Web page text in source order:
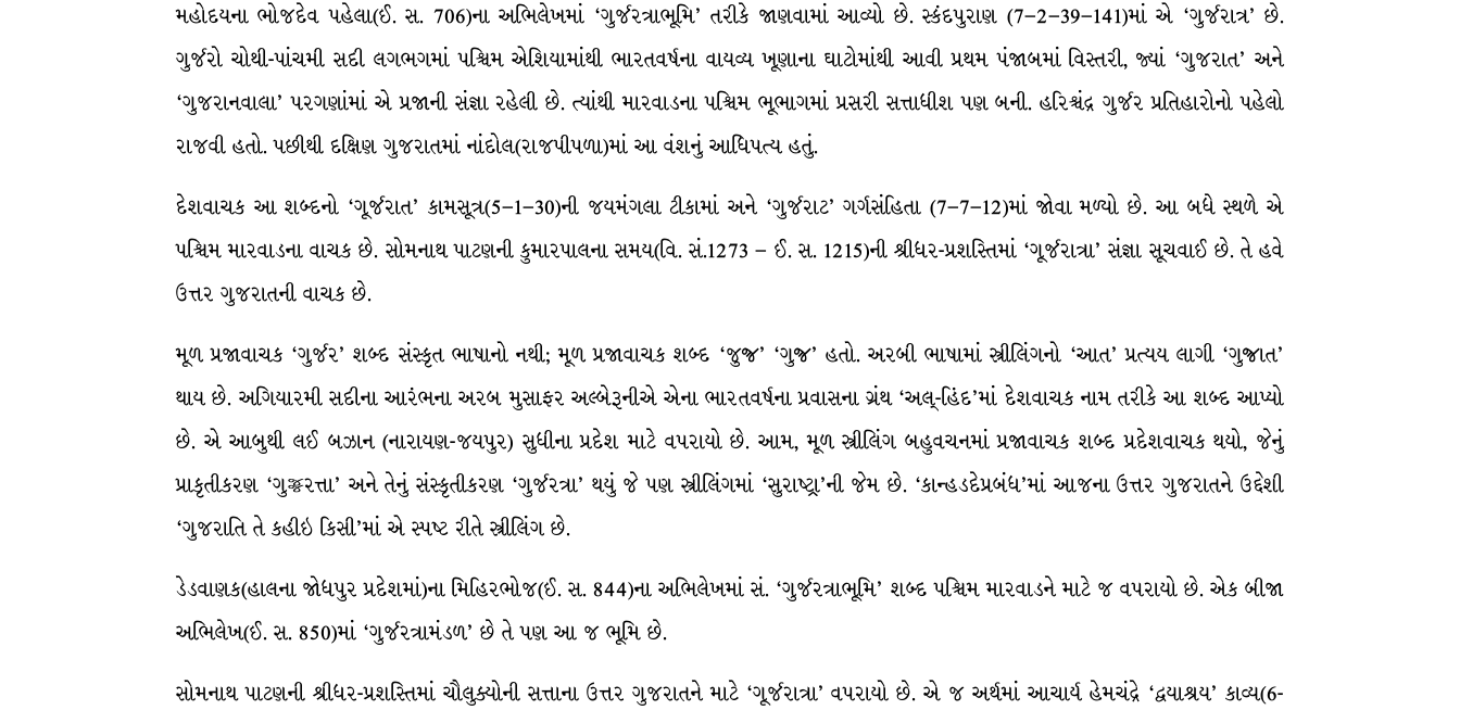
મહોદયના ભોજદેવ પહેલા(ઈ. સ. 706)ના અભિલેખમાં ‘ગુર્જરત્રાભૂમિ’ તરીકે જાણવામાં આવ્યો છે. સ્કંદપુરાણ (7–2–39–141)માં એ ‘ગુર્જરાત્ર’ છે.
ગુર્જરો ચોથી-પાંચમી સદી લગભગમાં પશ્ચિમ એશિયામાંથી ભારતવર્ષના વાયવ્ય ખૂણાના ઘાટોમાંથી આવી પ્રથમ પંજાબમાં વિસ્તરી, જ્યાં ‘ગુજરાત’ અને
‘ગુજરાનવાલા’ પરગણાંમાં એ પ્રજાની સંજ્ઞા રહેલી છે. ત્યાંથી મારવાડના પશ્ચિમ ભૂભાગમાં પ્રસરી સત્તાધીશ પણ બની. હરિશ્ર્ચંદ્ર ગુર્જર પ્રતિહારોનો પહેલો
રાજવી હતો. પછીથી દક્ષિણ ગુજરાતમાં નાંદોલ(રાજપીપળા)માં આ વંશનું આધિપત્ય હતું.
દેશવાચક આ શબ્દનો ‘ગૂર્જરાત’ કામસૂત્ર(5–1–30)ની જયમંગલા ટીકામાં અને ‘ગુર્જરાટ’ ગર્ગસંહિતા (7–7–12)માં જોવા મળ્યો છે. આ બધે સ્થળે એ
પશ્ચિમ મારવાડના વાચક છે. સોમનાથ પાટણની કુમારપાલના સમય(વિ. સં.1273 – ઈ. સ. 1215)ની શ્રીધર-પ્રશસ્તિમાં ‘ગૂર્જરાત્રા’ સંજ્ઞા સૂચવાઈ છે. તે હવે
ઉત્તર ગુજરાતની વાચક છે.
મૂળ પ્રજાવાચક ‘ગુર્જર’ શબ્દ સંસ્કૃત ભાષાનો નથી; મૂળ પ્રજાવાચક શબ્દ ‘જુજ્ર’ ‘ગુજ્ર’ હતો. અરબી ભાષામાં સ્ત્રીલિંગનો ‘આત’ પ્રત્યય લાગી ‘ગુજ્રાત’
થાય છે. અગિયારમી સદીના આરંભના અરબ મુસાફર અલ્બેરૂનીએ એના ભારતવર્ષના પ્રવાસના ગ્રંથ ‘અલ્-હિંદ’માં દેશવાચક નામ તરીકે આ શબ્દ આપ્યો
છે. એ આબુથી લઈ બઝાન (નારાયણ-જયપુર) સુધીના પ્રદેશ માટે વપરાયો છે. આમ, મૂળ સ્ત્રીલિંગ બહુવચનમાં પ્રજાવાચક શબ્દ પ્રદેશવાચક થયો, જેનું
પ્રાકૃતીકરણ ‘ગુજ્જરત્તા’ અને તેનું સંસ્કૃતીકરણ ‘ગુર્જરત્રા’ થયું જે પણ સ્ત્રીલિંગમાં ‘સુરાષ્ટ્રા’ની જેમ છે. ‘કાન્હડદેપ્રબંધ’માં આજના ઉત્તર ગુજરાતને ઉદ્દેશી
‘ગુજરાતિ તે કહીઇ કિસી’માં એ સ્પષ્ટ રીતે સ્ત્રીલિંગ છે.
ડેડવાણક(હાલના જોધપુર પ્રદેશમાં)ના મિહિરભોજ(ઈ. સ. 844)ના અભિલેખમાં સં. ‘ગુર્જરત્રાભૂમિ’ શબ્દ પશ્ચિમ મારવાડને માટે જ વપરાયો છે. એક બીજા
અભિલેખ(ઈ. સ. 850)માં ‘ગુર્જરત્રામંડળ’ છે તે પણ આ જ ભૂમિ છે.
સોમનાથ પાટણની શ્રીધર-પ્રશસ્તિમાં ચૌલુક્યોની સત્તાના ઉત્તર ગુજરાતને માટે ‘ગૂર્જરાત્રા’ વપરાયો છે. એ જ અર્થમાં આચાર્ય હેમચંદ્રે ‘દ્વયાશ્રય’ કાવ્ય(6-